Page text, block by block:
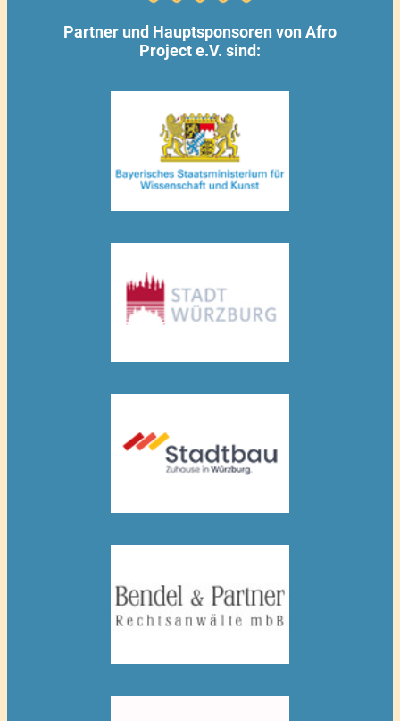
Partner und Hauptsponsoren von Afro
Project e.V. sind: